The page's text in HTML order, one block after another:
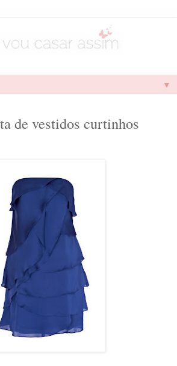
▼
de vestidos curtinhos